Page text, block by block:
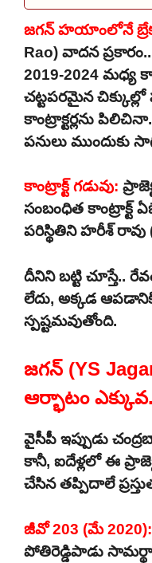
జగన్ హయాంలోనే
Rao) వాదన
2019-2024 మధ్య
చట్టపరమైన
కాంట్రాక్టర్లను
పనులు ముందుకు
కాంట్రాక్ట్ గడువు:
సంబంధిత కాంట్రాక్ట్
పరిస్థితిని హరీశ్ రావు
దీనిని బట్టి చూస్తే..
లేదు, అక్కడ
స్పష్టమవుతోంది.
జగన్ (YS
ఆర్భాటం
వైసీపీ ఇప్పుడు
కానీ, ఐదేళ్లలో ఈ
చేసిన తప్పిదాలే
జీవో 203 (మే 2020):
పోతిరెడ్డిపాడు